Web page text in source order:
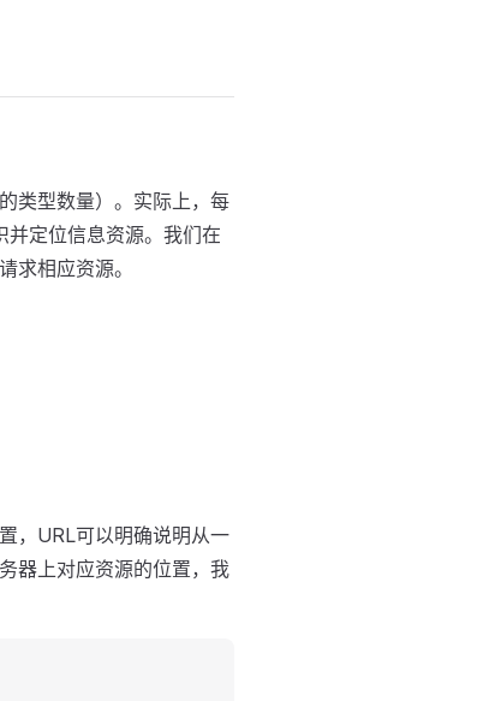
类型数量）。实际上，每
并定位信息资源。我们在
求相应资源。
，URL可以明确说明从一
器上对应资源的位置，我